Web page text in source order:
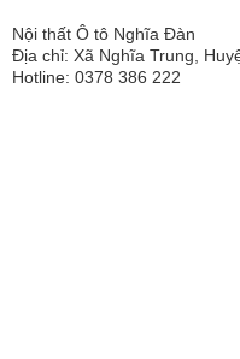
Nội thất Ô tô Nghĩa Đàn
Địa chỉ: Xã Nghĩa Trung,
Hotline: 0378 386 222